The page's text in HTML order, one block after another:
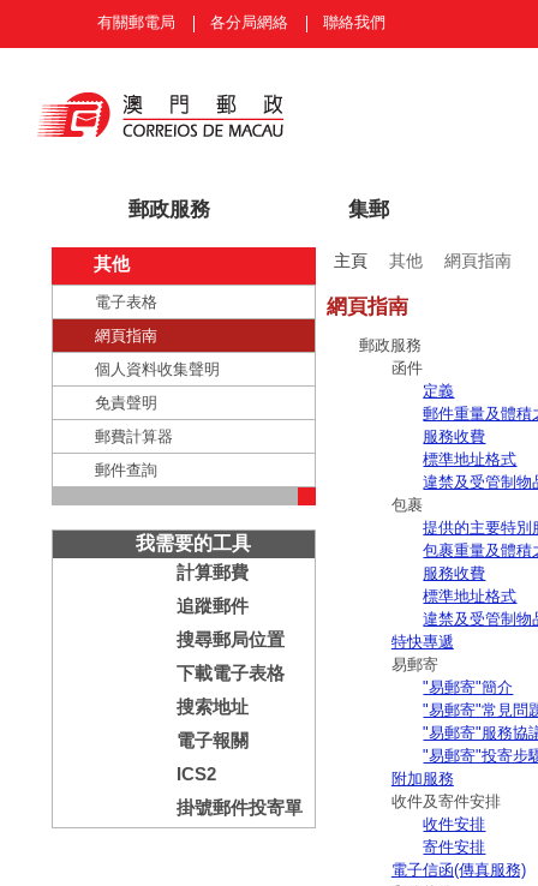
有關郵電局 各分局網絡 聯絡我們
郵政服務 集郵
其他
電子表格
網頁指南
個人資料收集聲明
免責聲明
郵費計算器
郵件查詢
我需要的工具
計算郵費
追蹤郵件
搜尋郵局位置
下載電子表格
搜索地址
電子報關
ICS2
掛號郵件投寄單
主頁 其他 網頁指南
網頁指南
郵政服務
函件
定義
郵件重量及體積
服務收費
標準地址格式
違禁及受管制物
包裹
提供的主要特別
包裹重量及體積
服務收費
標準地址格式
違禁及受管制物
特快專遞
易郵寄
"易郵寄"簡介
"易郵寄"常見問
"易郵寄"服務協
"易郵寄"投寄步
附加服務
收件及寄件安排
收件安排
寄件安排
電子信函(傳真服務)